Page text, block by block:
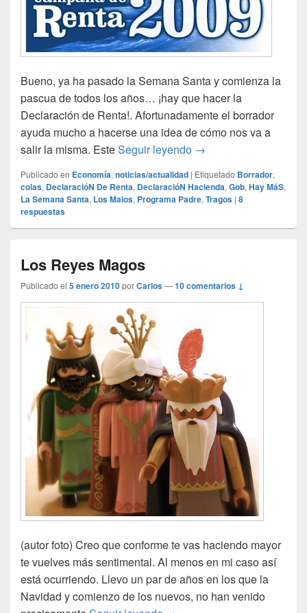
Bueno, ya ha pasado la Semana Santa y comienza la
pascua de todos los años… ¡hay que hacer la
Declaración de Renta!. Afortunadamente el borrador
ayuda mucho a hacerse una idea de cómo nos va a
salir la misma. EsteSeguir leyendo Declaración Hacienda
→
Publicado en Economía, noticias/actualidad | Etiquetado Borrador,
colas, DeclaracióN De Renta, DeclaracióN Hacienda, Gob, Hay MáS,
La Semana Santa, Los Malos, Programa Padre, Tragos | 8
respuestas
Los Reyes Magos
Publicado el 5 enero 2010porCarlos—10 comentarios ↓
(autor foto) Creo que conforme te vas haciendo mayor
te vuelves más sentimental. Al menos en mi caso así
está ocurriendo. Llevo un par de años en los que la
Navidad y comienzo de los nuevos, no han venido